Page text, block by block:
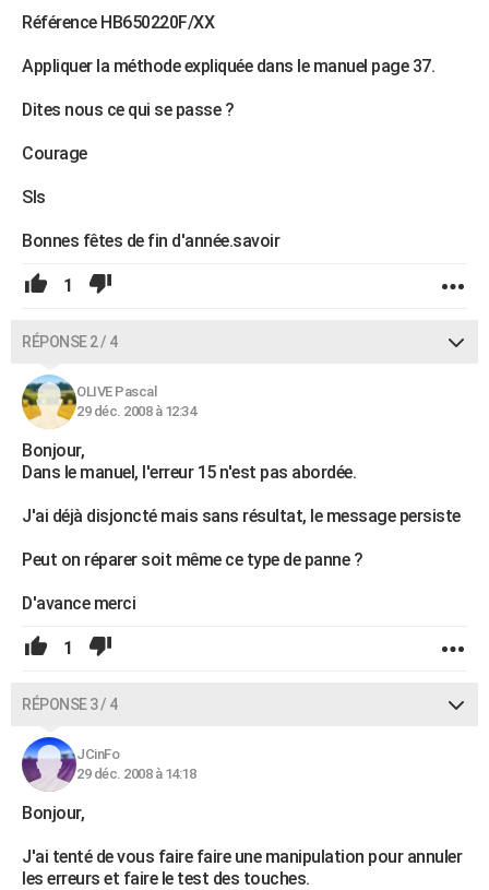
Référence HB650220F/XX
Appliquer la méthode expliquée dans le manuel page 37.
Dites nous ce qui se passe ?
Courage
Sls
Bonnes fêtes de fin d'année.savoir
1
RÉPONSE 2 / 4
OLIVE Pascal
29 déc. 2008 à 12:34
Bonjour,
Dans le manuel, l'erreur 15 n'est pas abordée.
J'ai déjà disjoncté mais sans résultat, le message persiste
Peut on réparer soit même ce type de panne ?
D'avance merci
1
RÉPONSE 3 / 4
JCinFo
29 déc. 2008 à 14:18
Bonjour,
J'ai tenté de vous faire faire une manipulation pour annuler
les erreurs et faire le test des touches.